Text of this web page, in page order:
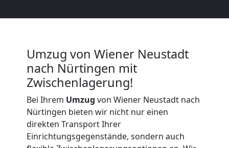
Umzug von Wiener Neustadt
nach Nürtingen mit
Zwischenlagerung!
Bei Ihrem Umzug von Wiener Neustadt nach
Nürtingen bieten wir nicht nur einen
direkten Transport Ihrer
Einrichtungsgegenstände, sondern auch
Küchenumzug
Wiener
Neustadt
Umzug
und